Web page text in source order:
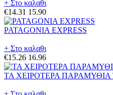
+ Στο καλαθι
€14.31 15.90
PATAGONIA EXPRESS
+ Στο καλαθι
€15.26 16.96
ΤΑ ΧΕΙΡΟΤΕΡΑ